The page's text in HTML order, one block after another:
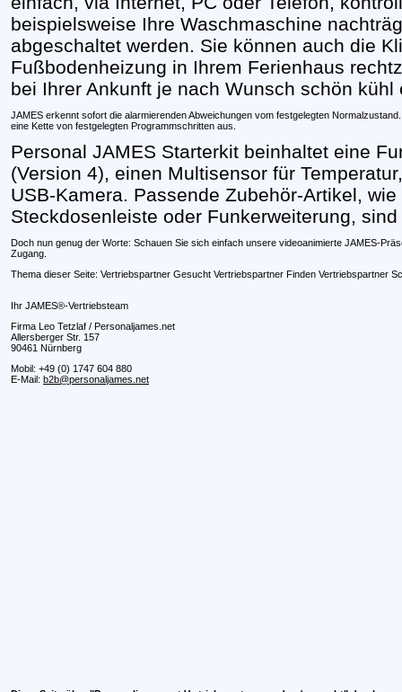
beispielsweise Ihre Waschmaschine
abgeschaltet werden. Sie können auch die
Fußbodenheizung in Ihrem Ferienhaus
bei Ihrer Ankunft je nach Wunsch schön
JAMES erkennt sofort die alarmierenden Abweichungen vom festgelegten
eine Kette von festgelegten Programmschritten aus.
Personal JAMES Starterkit beinhaltet eine
(Version 4), einen Multisensor für
USB-Kamera. Passende Zubehör-Artikel,
Steckdosenleiste oder Funkerweiterung,
Doch nun genug der Worte: Schauen Sie sich einfach unsere videoanimierte JAMES-
Zugang.
Thema dieser Seite: Vertriebspartner Gesucht Vertriebspartner Finden Vertriebspartner
Ihr JAMES®-Vertriebsteam
Firma Leo Tetzlaf / Personaljames.net
Allersberger Str. 157
90461 Nürnberg
Mobil: +49 (0) 1747 604 880
E-Mail: b2b@personaljames.net